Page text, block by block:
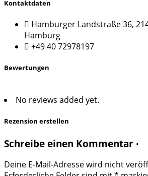
Kontaktdaten
Hamburger Landstraße 36,
Hamburg
+49 40 72978197
Bewertungen
No reviews added yet.
Rezension erstellen
Schreibe einen Kommentar ·
Deine E-Mail-Adresse wird nicht